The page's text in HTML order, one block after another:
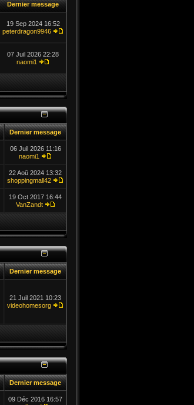
Dernier message
19 Sep 2024 16:52
peterdragon9946
07 Juil 2026 22:28
naomi1
Dernier message
06 Juil 2026 11:16
naomi1
22 Aoû 2024 13:32
shoppingmall42
19 Oct 2017 16:44
VanZandt
Dernier message
21 Juil 2021 10:23
videohomesorg
Dernier message
09 Déc 2016 16:57